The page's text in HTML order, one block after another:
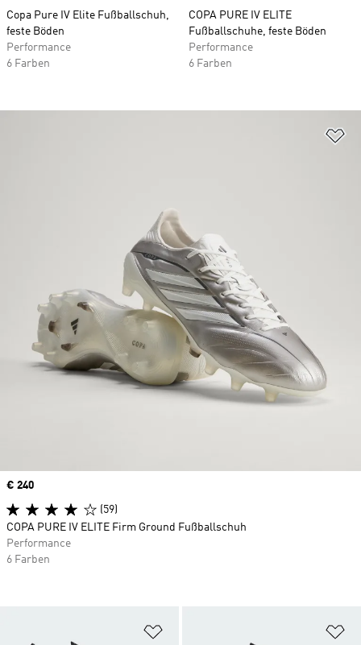
Copa Pure IV Elite Fußballschuh,
feste Böden
Performance
6 Farben
COPA PURE IV ELITE
Fußballschuhe, feste Böden
Performance
6 Farben
Price
€ 240
(59)
COPA PURE IV ELITE Firm Ground Fußballschuh
Performance
6 Farben